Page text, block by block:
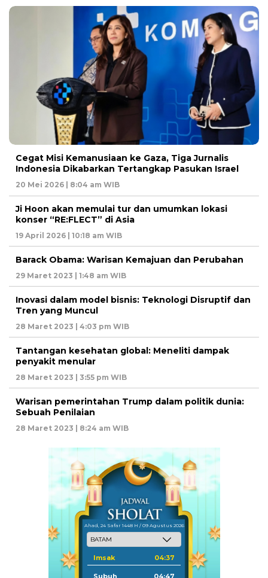
Cegat Misi Kemanusiaan ke Gaza, Tiga Jurnalis
Indonesia Dikabarkan Tertangkap Pasukan Israel
20 Mei 2026 | 8:04 am WIB
Ji Hoon akan memulai tur dan umumkan lokasi
konser “RE:FLECT” di Asia
19 April 2026 | 10:18 am WIB
Barack Obama: Warisan Kemajuan dan Perubahan
29 Maret 2023 | 1:48 am WIB
Inovasi dalam model bisnis: Teknologi Disruptif dan
Tren yang Muncul
28 Maret 2023 | 4:03 pm WIB
Tantangan kesehatan global: Meneliti dampak
penyakit menular
28 Maret 2023 | 3:55 pm WIB
Warisan pemerintahan Trump dalam politik dunia:
Sebuah Penilaian
28 Maret 2023 | 8:24 am WIB
Ahad, 24 Safar 1448 H / 09 Agustus 2026
Imsak 04:37